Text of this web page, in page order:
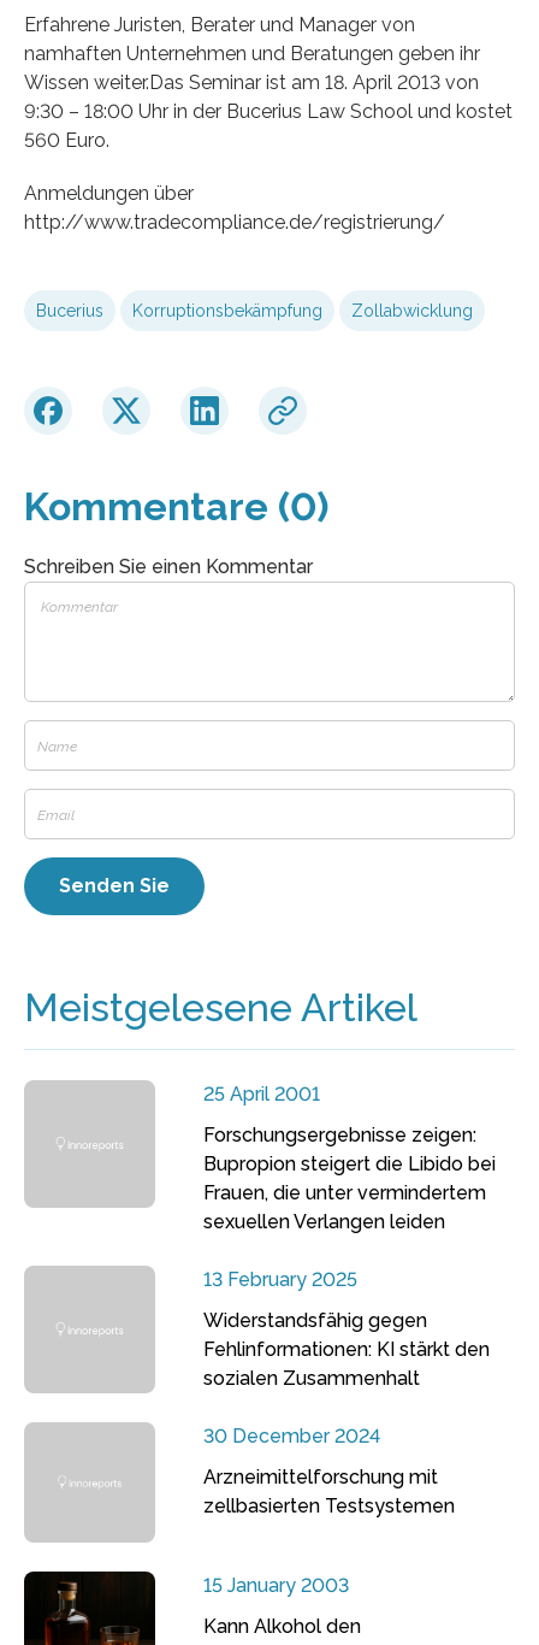
Erfahrene Juristen, Berater und Manager von
namhaften Unternehmen und Beratungen geben ihr
Wissen weiter.Das Seminar ist am 18. April 2013 von
9:30 – 18:00 Uhr in der Bucerius Law School und kostet
560 Euro.
Anmeldungen über
http://www.tradecompliance.de/registrierung/
Bucerius Korruptionsbekämpfung Zollabwicklung
Kommentare (0)
Schreiben Sie einen Kommentar
Meistgelesene Artikel
25 April 2001
Forschungsergebnisse zeigen:
Bupropion steigert die Libido bei
Frauen, die unter vermindertem
sexuellen Verlangen leiden
13 February 2025
Widerstandsfähig gegen
Fehlinformationen: KI stärkt den
sozialen Zusammenhalt
30 December 2024
Arzneimittelforschung mit
zellbasierten Testsystemen
15 January 2003
Kann Alkohol den